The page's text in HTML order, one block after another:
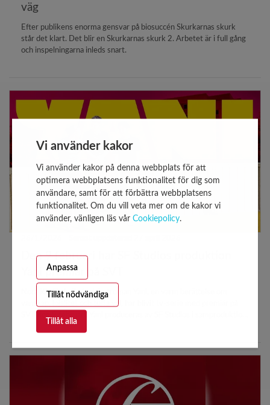
Vi använder kakor
Vi använder kakor på denna webbplats för att
optimera webbplatsens funktionalitet för dig som
användare, samt för att förbättra webbplatsens
funktionalitet. Om du vill veta mer om de kakor vi
använder, vänligen läs vår Cookiepolicy.
Anpassa
Tillåt nödvändiga
Tillåt alla
väg
Efter publikens enorma gensvar på biosuccén Skurkarnas skurk
står det klart. Det blir en Skurkarnas skurk 2. Arbetet är i full gång
och inspelningarna inleds snart.
Den 9 februari har SF Studios produktion
Yani premiär på SVT
Nora Khalils hyllade debutroman Yani, en varm berättelse om
vänskap, lojalitet och tuffa val, har blivit tv-serie med premiär på